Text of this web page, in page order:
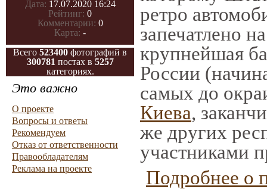
Дата: 17.07.2020 16:24
Рейтинг: 0
Комментарии: 0
Карта: -
Всего 523400 фотографий в
300781 постах в 5257
категориях.
Это важно
О проекте
Вопросы и ответы
Рекомендуем
Отказ от ответственности
Правообладателям
Реклама на проекте
ретро
запечатлено
крупнейшая
России
самых до
Киева,
же других
участниками
Подробнее о